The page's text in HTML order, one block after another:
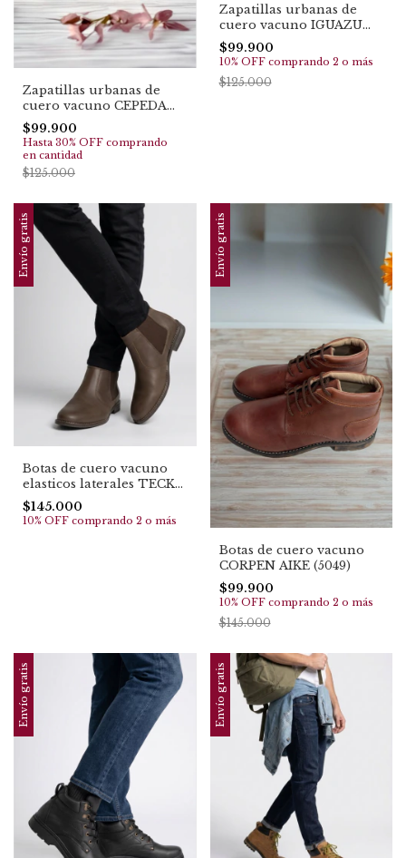
Zapatillas urbanas de
cuero vacuno CEPEDA
(1151)
$99.900
Hasta 30% OFF comprando
en cantidad
$125.000
Zapatillas urbanas de
cuero vacuno IGUAZU
(1093)
$99.900
10% OFF comprando 2 o más
$125.000
Envío gratis
Botas de cuero vacuno
elasticos laterales TECKA
(4099)
$145.000
10% OFF comprando 2 o más
Envío gratis
Botas de cuero vacuno
CORPEN AIKE (5049)
$99.900
10% OFF comprando 2 o más
$145.000
Envío gratis Envío gratis